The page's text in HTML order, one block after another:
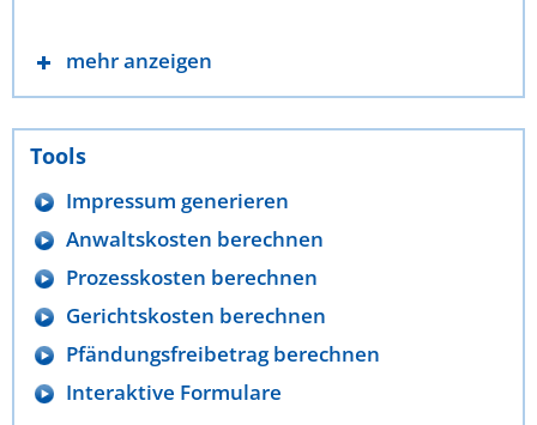
mehr anzeigen
Tools
Impressum generieren
Anwaltskosten berechnen
Prozesskosten berechnen
Gerichtskosten berechnen
Pfändungsfreibetrag berechnen
Interaktive Formulare